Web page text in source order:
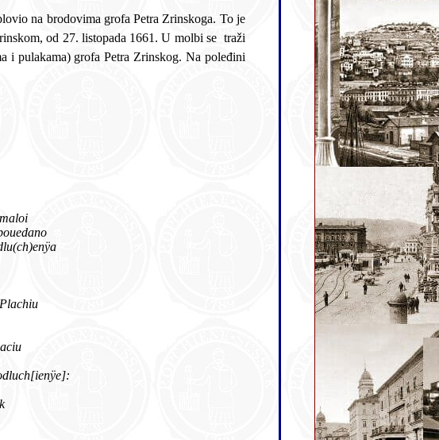
listopada 1661. U molbi se traži
zapouedi u(asega). s(uitloga). g(ospodstua). k tomu jos Letto dan na Tartane maloi
s(uitloga). g(ospodstua). kamoi meni billo zapouedano
g(ospodstua). kapitana kotere plachie polak u. s. g. odlu(ch)enÿa
konuencie u(asega). s(uitloga). g(gospodstua). lipo hualim, i prosim da moiu Plachiu
kani poslatti u Dalmaciu
g(ospodinu). od koga hociu cekatti dobro, i [..]odluch[ienÿe]: